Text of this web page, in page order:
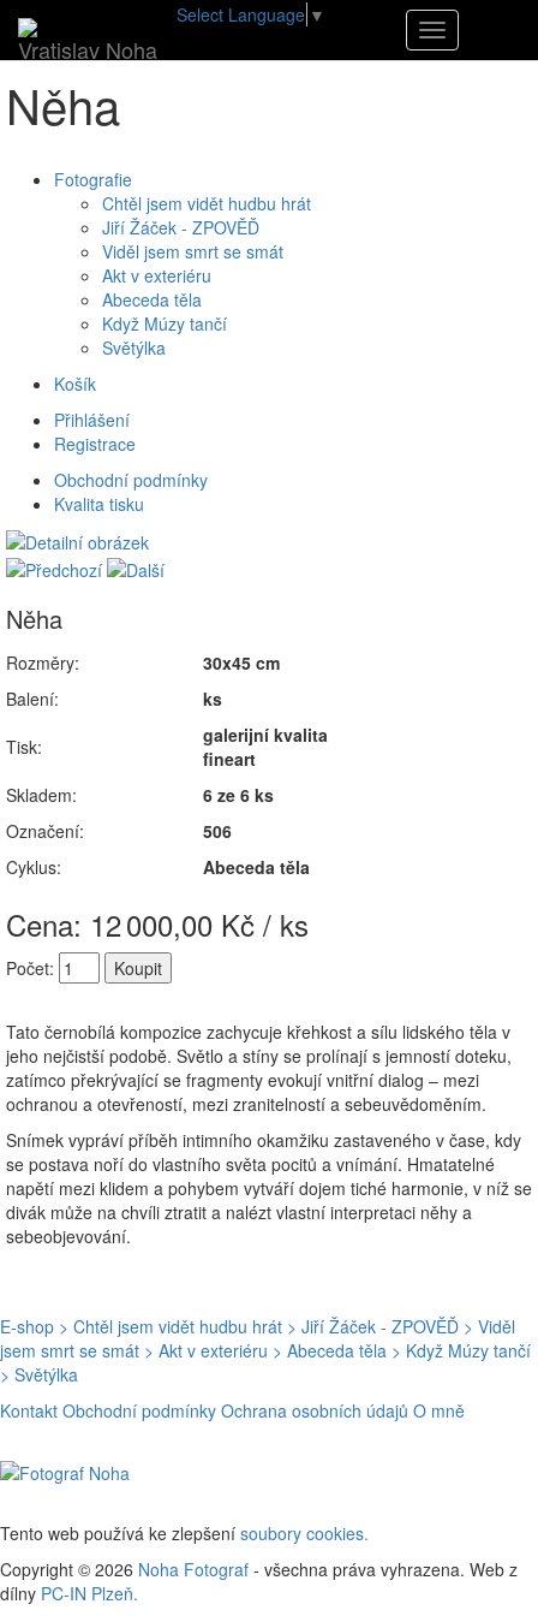
Navigace
Vratislav Noha
Select Language ▼
E-shop
Něha
Fotografie
Chtěl jsem vidět hudbu hrát
Jiří Žáček - ZPOVĚĎ
Viděl jsem smrt se smát
Akt v exteriéru
Abeceda těla
Když Múzy tančí
Světýlka
Košík
Přihlášení
Registrace
Obchodní podmínky
Kvalita tisku
Něha
Rozměry:
30x45 cm
Balení:
ks
Tisk:
galerijní kvalita
fineart
Skladem:
6 ze 6 ks
Označení:
506
Cyklus:
Abeceda těla
Cena: 12000,00 Kč / ks
Počet:
Tato černobílá kompozice zachycuje křehkost a sílu lidského těla v
jeho nejčistší podobě. Světlo a stíny se prolínají s jemností doteku,
zatímco překrývající se fragmenty evokují vnitřní dialog – mezi
ochranou a otevřeností, mezi zranitelností a sebeuvědoměním.
Snímek vypráví příběh intimního okamžiku zastaveného v čase, kdy
se postava noří do vlastního světa pocitů a vnímání. Hmatatelné
napětí mezi klidem a pohybem vytváří dojem tiché harmonie, v níž se
divák může na chvíli ztratit a nalézt vlastní interpretaci něhy a
sebeobjevování.
E-shop > Chtěl jsem vidět hudbu hrát > Jiří Žáček - ZPOVĚĎ > Viděl
jsem smrt se smát > Akt v exteriéru > Abeceda těla > Když Múzy tančí
> Světýlka
Kontakt Obchodní podmínky Ochrana osobních údajů O mně
Tento web používá ke zlepšení soubory cookies.
Copyright © 2026 Noha Fotograf - všechna práva vyhrazena. Web z
dílny PC-IN Plzeň.